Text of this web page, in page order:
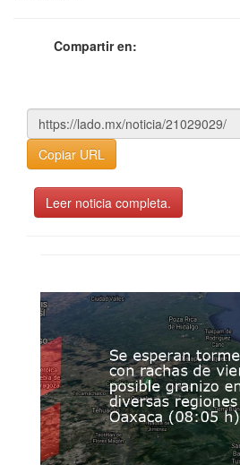
Compartir en:
Copiar URL
Leer noticia completa.